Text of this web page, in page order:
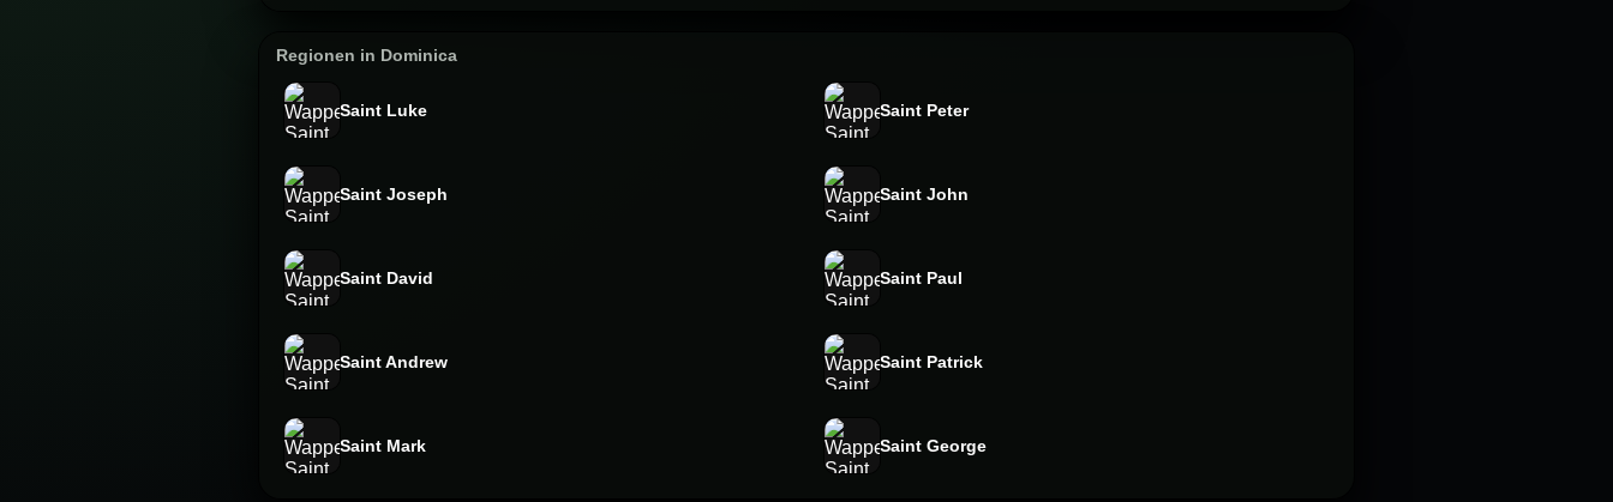
Regionen in Dominica
Saint Luke Saint Peter
Saint Joseph Saint John
Saint David Saint Paul
Saint Andrew Saint Patrick
Saint Mark Saint George